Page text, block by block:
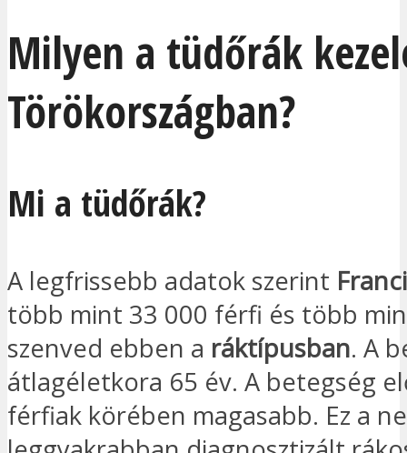
Milyen a tüdőrák
Törökországban?
Mi a tüdőrák?
A legfrissebb adatok szerint
több mint 33 000 férfi és több
szenved ebben a ráktípusban. A
átlagéletkora 65 év. A betegség
férfiak körében magasabb. Ez a